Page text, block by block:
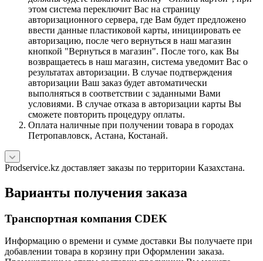
этом система переключит Вас на страницу
авторизационного сервера, где Вам будет предложено
ввести данные пластиковой карты, инициировать ее
авторизацию, после чего вернуться в наш магазин
кнопкой "Вернуться в магазин". После того, как Вы
возвращаетесь в наш магазин, система уведомит Вас о
результатах авторизации. В случае подтверждения
авторизации Ваш заказ будет автоматически
выполняться в соответствии с заданными Вами
условиями. В случае отказа в авторизации карты Вы
сможете повторить процедуру оплаты.
Оплата наличные при получении товара в городах
Петропавловск, Астана, Костанай.
Prodservice.kz доставляет заказы по территории Казахстана.
Варианты получения заказа
Транспортная компания CDEK
Информацию о времени и сумме доставки Вы получаете при
добавлении товара в корзину при Оформлении заказа.